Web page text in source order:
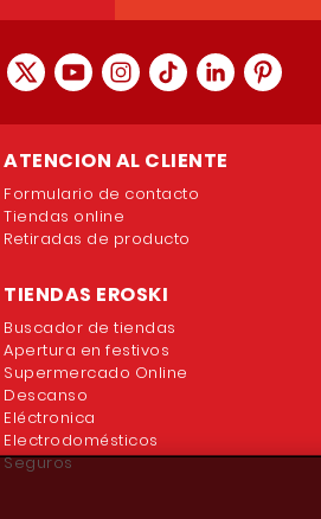
ATENCION AL CLIENTE
Formulario de contacto
Tiendas online
Retiradas de producto
TIENDAS EROSKI
Buscador de tiendas
Apertura en festivos
Supermercado Online
Descanso
Eléctronica
Electrodomésticos
Seguros